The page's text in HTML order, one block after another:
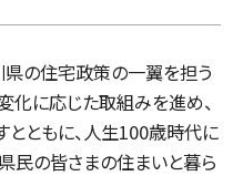
の住宅政策の一翼を担う
化に応じた取組みを進め、
ともに、人生100歳時代に
民の皆さまの住まいと暮ら